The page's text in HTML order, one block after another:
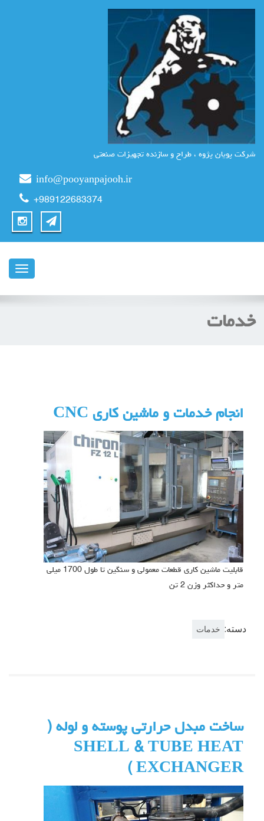
شرکت پویان پژوه ، طراح و سازنده تجهیزات صنعتی
info@pooyanpajooh.ir
+989122683374
ناوبری
خدمات
انجام خدمات و ماشین کاری CNC
قابلیت ماشین کاری قطعات معمولی و سنگین تا طول 1700 میلی
متر و حداکثر وزن 2 تن
دسته: خدمات
ساخت مبدل حرارتی پوسته و لوله (
SHELL & TUBE HEAT
EXCHANGER )